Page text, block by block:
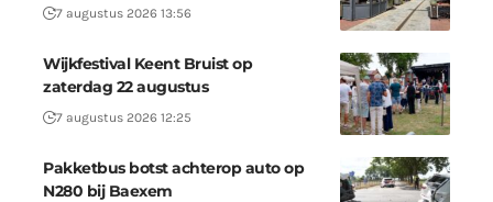
7 augustus 2026 13:56
Wijkfestival Keent Bruist op
zaterdag 22 augustus
7 augustus 2026 12:25
Pakketbus botst achterop auto op
N280 bij Baexem